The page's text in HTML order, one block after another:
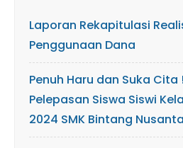
Laporan Rekapitulasi
Penggunaan Dana
Penuh Haru dan Suka Cita
Pelepasan Siswa Siswi
2024 SMK Bintang